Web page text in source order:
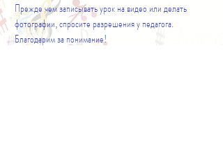
Прежде чем записывать урок на видео или делать
фотографии, спросите разрешения у педагога.
Благодарим за понимание!